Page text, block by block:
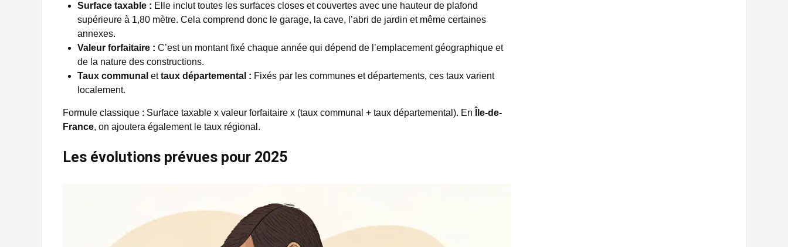
Surface taxable : Elle inclut toutes les surfaces closes et couvertes avec une hauteur de plafond
supérieure à 1,80 mètre. Cela comprend donc le garage, la cave, l’abri de jardin et même certaines
annexes.
Valeur forfaitaire : C’est un montant fixé chaque année qui dépend de l’emplacement géographique et
de la nature des constructions.
Taux communal ettaux départemental : Fixés par les communes et départements, ces taux varient
localement.
Formule classique : Surface taxable x valeur forfaitaire x (taux communal + taux départemental). En
Île-de-
France, on ajoutera également le taux régional.
Les évolutions prévues pour 2025